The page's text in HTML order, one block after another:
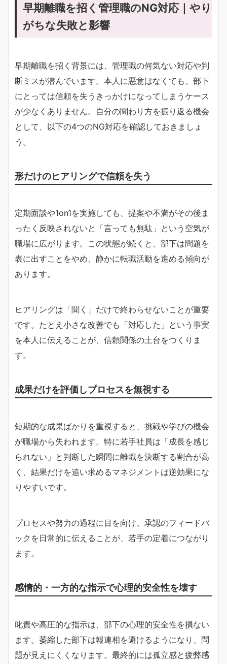
早期離職を招く管理職のNG対応｜やり
がちな失敗と影響
早期離職を招く背景には、管理職の何気ない対応や判
断ミスが潜んでいます。本人に悪意はなくても、部下
にとっては信頼を失うきっかけになってしまうケース
が少なくありません。自分の関わり方を振り返る機会
として、以下の4つのNG対応を確認しておきましょ
う。
形だけのヒアリングで信頼を失う
定期面談や1on1を実施しても、提案や不満がその後ま
ったく反映されないと「言っても無駄」という空気が
職場に広がります。この状態が続くと、部下は問題を
表に出すことをやめ、静かに転職活動を進める傾向が
あります。
ヒアリングは「聞く」だけで終わらせないことが重要
です。たとえ小さな改善でも「対応した」という事実
を本人に伝えることが、信頼関係の土台をつくりま
す。
成果だけを評価しプロセスを無視する
短期的な成果ばかりを重視すると、挑戦や学びの機会
が職場から失われます。特に若手社員は「成長を感じ
られない」と判断した瞬間に離職を決断する割合が高
く、結果だけを追い求めるマネジメントは逆効果にな
りやすいです。
プロセスや努力の過程に目を向け、承認のフィードバ
ックを日常的に伝えることが、若手の定着につながり
ます。
感情的・一方的な指示で心理的安全性を壊す
叱責や高圧的な指示は、部下の心理的安全性を損ない
ます。萎縮した部下は報連相を避けるようになり、問
題が見えにくくなります。最終的には孤立感と疲弊感